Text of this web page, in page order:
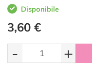
Disponibile
3,60 €
- +